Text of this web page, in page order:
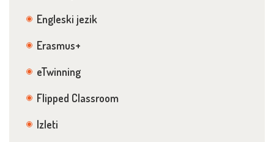
Engleski jezik
Erasmus+
eTwinning
Flipped Classroom
Izleti